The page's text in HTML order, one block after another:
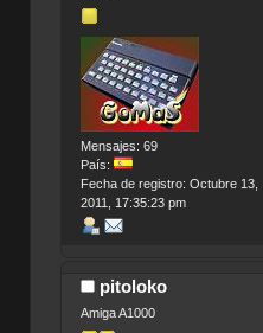
Mensajes: 69
País:
Fecha de registro: Octubre 13,
2011, 17:35:23 pm
pitoloko
Amiga A1000